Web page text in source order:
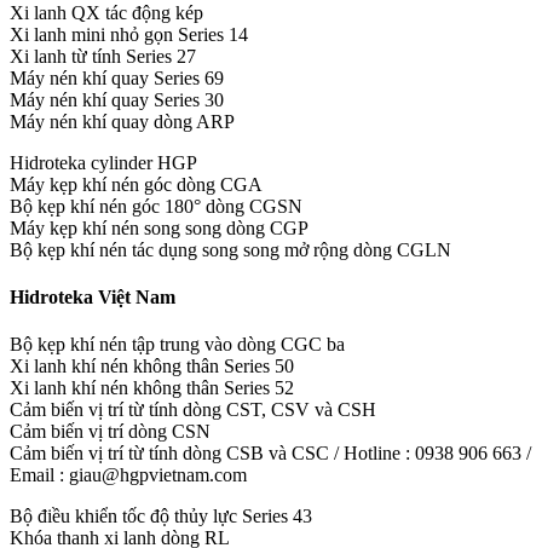
Xi lanh QX tác động kép
Xi lanh mini nhỏ gọn Series 14
Xi lanh từ tính Series 27
Máy nén khí quay Series 69
Máy nén khí quay Series 30
Máy nén khí quay dòng ARP
Hidroteka cylinder HGP
Máy kẹp khí nén góc dòng CGA
Bộ kẹp khí nén góc 180° dòng CGSN
Máy kẹp khí nén song song dòng CGP
Bộ kẹp khí nén tác dụng song song mở rộng dòng CGLN
Hidroteka Việt Nam
Bộ kẹp khí nén tập trung vào dòng CGC ba
Xi lanh khí nén không thân Series 50
Xi lanh khí nén không thân Series 52
Cảm biến vị trí từ tính dòng CST, CSV và CSH
Cảm biến vị trí dòng CSN
Cảm biến vị trí từ tính dòng CSB và CSC / Hotline : 0938 906 663 /
Email : giau@hgpvietnam.com
Bộ điều khiển tốc độ thủy lực Series 43
Khóa thanh xi lanh dòng RL